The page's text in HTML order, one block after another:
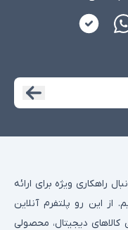
راهکاری ویژه برای ارائه
از این رو پلتفرم آنلاین
کالاهای دیجیتال، محصولی